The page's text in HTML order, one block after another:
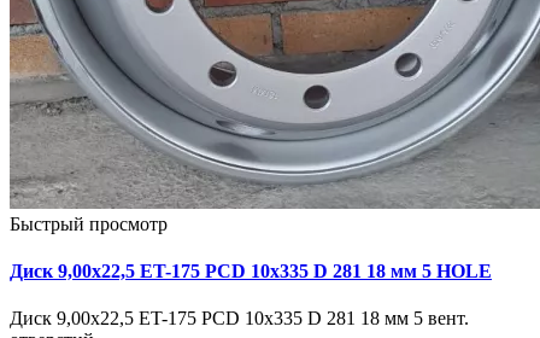
Быстрый просмотр
Диск 9,00х22,5 ET-175 PCD 10x335 D 281 18 мм 5 HOLE
Диск 9,00х22,5 ET-175 PCD 10x335 D 281 18 мм 5 вент.